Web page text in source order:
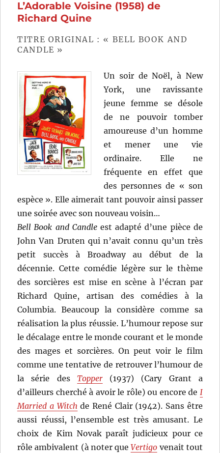
L’Adorable Voisine (1958) de
Richard Quine
TITRE ORIGINAL : « BELL BOOK AND
CANDLE »
Un soir de Noël, à New
York, une ravissante
jeune femme se désole
de ne pouvoir tomber
amoureuse d’un homme
et mener une vie
ordinaire. Elle ne
fréquente en effet que
des personnes de « son
espèce ». Elle aimerait tant pouvoir ainsi passer
une soirée avec son nouveau voisin…
Bell Book and Candleest adapté d’une pièce de
John Van Druten qui n’avait connu qu’un très
petit succès à Broadway au début de la
décennie. Cette comédie légère sur le thème
des sorcières est mise en scène à l’écran par
Richard Quine, artisan des comédies à la
Columbia. Beaucoup la considère comme sa
réalisation la plus réussie. L’humour repose sur
le décalage entre le monde courant et le monde
des mages et sorcières. On peut voir le film
comme une tentative de retrouver l’humour de
la série des Topper(1937) (Cary Grant a
d’ailleurs cherché à avoir le rôle) ou encore de I
Married a Witch de René Clair (1942). Sans être
aussi réussi, l’ensemble est très amusant. Le
choix de Kim Novak paraît judicieux pour ce
rôle ambivalent (à noter queVertigo venait tout